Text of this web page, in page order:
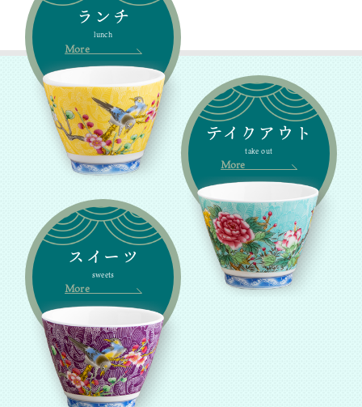
ランチ
lunch
More
テイクアウト
take out
More
スイーツ
sweets
More